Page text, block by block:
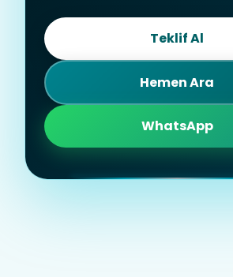
Teklif Al
Hemen Ara
WhatsApp